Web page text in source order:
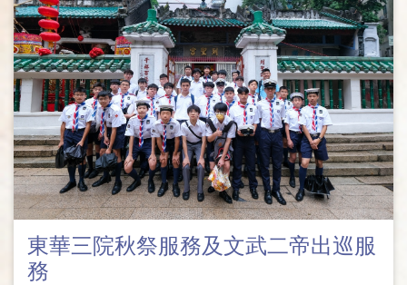
東華三院秋祭服務及文武二帝出巡服
務